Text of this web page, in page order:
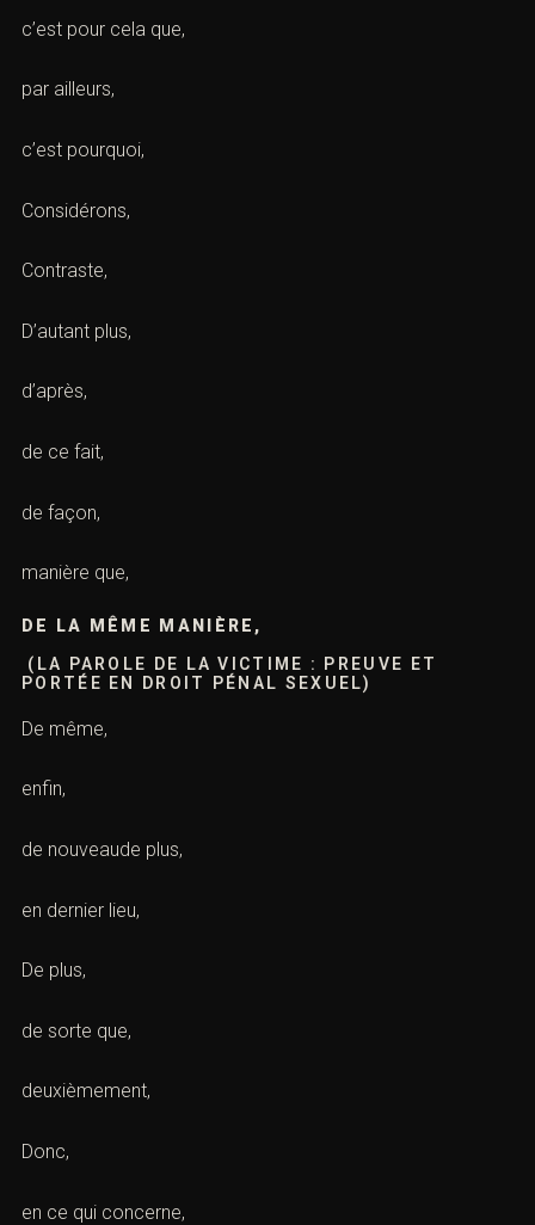
c’est pour cela que,
par ailleurs,
c’est pourquoi,
Considérons,
Contraste,
D’autant plus,
d’après,
de ce fait,
de façon,
manière que,
DE LA MÊME MANIÈRE,
(LA PAROLE DE LA VICTIME : PREUVE ET
PORTÉE EN DROIT PÉNAL SEXUEL)
De même,
enfin,
de nouveaude plus,
en dernier lieu,
De plus,
de sorte que,
deuxièmement,
Donc,
en ce qui concerne,